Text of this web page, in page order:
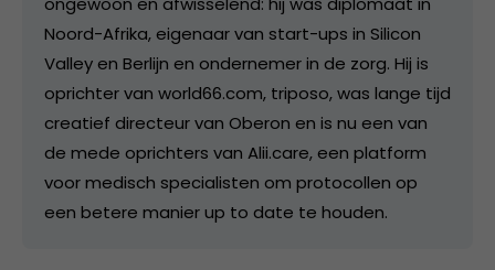
Noord-Afrika, eigenaar van start-ups in Silicon
Valley en Berlijn en ondernemer in de zorg. Hij is
oprichter van world66.com, triposo, was lange tijd
creatief directeur van Oberon en is nu een van
de mede oprichters van Alii.care, een platform
voor medisch specialisten om protocollen op
een betere manier up to date te houden.